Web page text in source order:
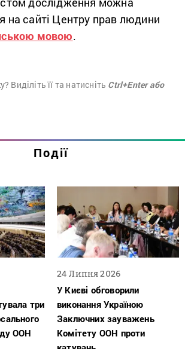
на сайті Центру прав людини
мовою.
Виділіть її та натисніть Ctrl+Enter або
Події
три
ООН
24 Липня 2026
У Києві обговорили
виконання Україною
Заключних зауважень
Комітету ООН проти